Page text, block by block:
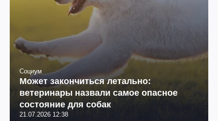
Социум
Может закончиться летально:
ветеринары назвали самое опасное
состояние для собак
21.07.2026 12:38